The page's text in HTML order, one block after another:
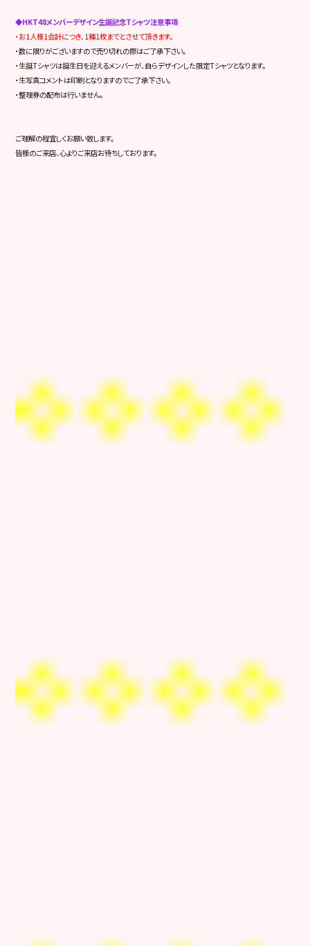
◆HKT48メンバーデザイン生誕記念Tシャツ注意事項
・お1人様1会計につき､1種1枚までとさせて頂きます。
・数に限りがございますので売り切れの際はご了承下さい。
・生誕Tシャツは誕生日を迎えるメンバーが、自らデザインした限定Tシャツとなります。
・生写真コメントは印刷となりますのでご了承下さい。
・整理券の配布は行いません。
ご理解の程宜しくお願い致します。
皆様のご来店、心よりご来店お待ちしております。